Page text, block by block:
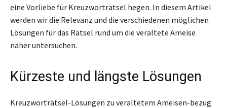
eine Vorliebe für Kreuzworträtsel hegen. In diesem Artikel
werden wir die Relevanz und die verschiedenen möglichen
Lösungen für das Rätsel rund um die veraltete Ameise
näher untersuchen.
Kürzeste und längste Lösungen
Kreuzworträtsel-Lösungen zu veraltetem Ameisen-bezug